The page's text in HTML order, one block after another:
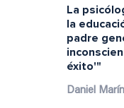
La
la
padre
éxito'"
Daniel Marín